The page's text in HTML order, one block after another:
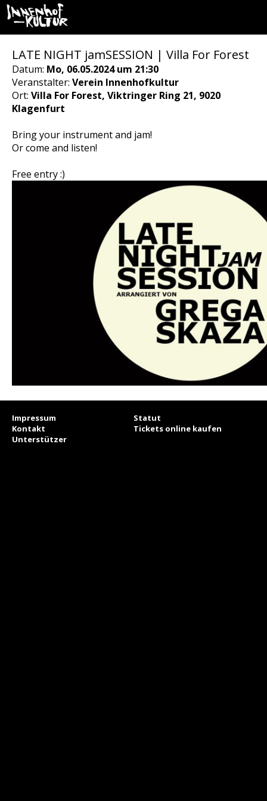
LATE NIGHT jamSESSION | Villa For Forest
Datum: Mo, 06.05.2024 um 21:30
Veranstalter: Verein Innenhofkultur
Ort: Villa For Forest, Viktringer Ring 21, 9020
Klagenfurt
Bring your instrument and jam!
Or come and listen!
Free entry :)
Impressum
Statut
Kontakt
Tickets online kaufen
Unterstützer